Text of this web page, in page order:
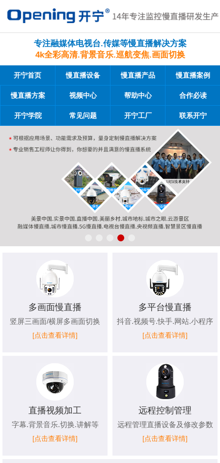
专注融媒体电视台.传媒等慢直播解决方案
4k全彩高清.背景音乐.巡航变焦.画面切换
开宁首页 慢直播设备 慢直播产品 慢直播案例
慢直播方案 视频中心 帮助中心 合作必读
开宁学院 常见问题 开宁工厂 联系开宁
多画面慢直播
竖屏三画面/横屏多画面切换
[点击查看详情]
多平台慢直播
抖音.视频号.快手.网站.小程序
[点击查看详情]
直播视频加工
字幕.背景音乐.切换.讲解等
[点击查看详情]
远程控制管理
远程管理直播设备及修改参数
[点击查看详情]